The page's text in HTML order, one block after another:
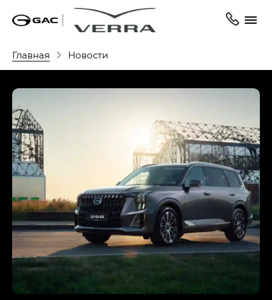
Главная Новости